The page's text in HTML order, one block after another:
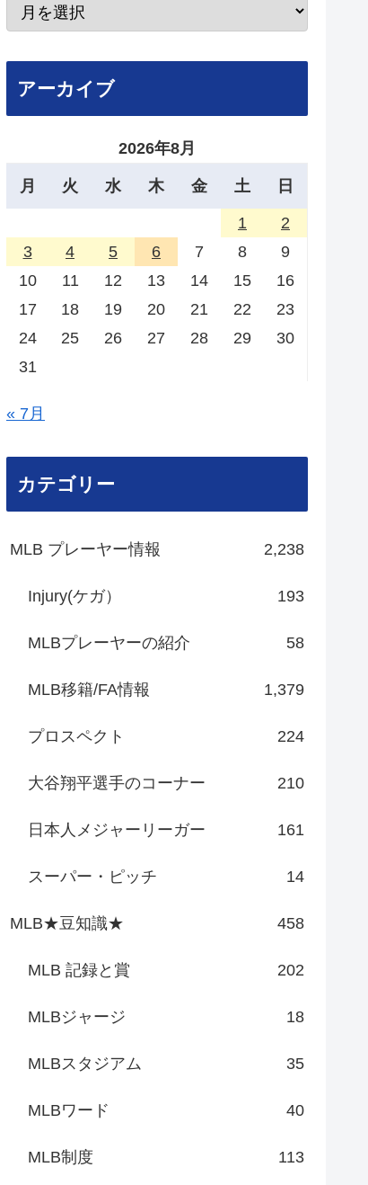
アーカイブ
2026年8月
月 火 水 木 金 土 日
1
2
3
4 5 6 7 8
9
10
11 12 13 14 15
16
17
18 19 20 21 22
23
24
25 26 27 28 29
30
31
« 7月
カテゴリー
MLB プレーヤー情報 2,238
Injury(ケガ） 193
MLBプレーヤーの紹介 58
MLB移籍/FA情報 1,379
プロスペクト 224
大谷翔平選手のコーナー 210
日本人メジャーリーガー 161
スーパー・ピッチ 14
MLB★豆知識★ 458
MLB 記録と賞 202
MLBジャージ 18
MLBスタジアム 35
MLBワード 40
MLB制度 113